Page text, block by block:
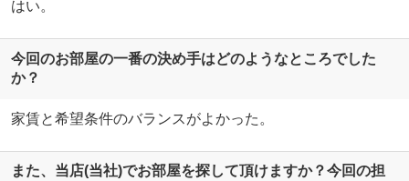
はい。
今回のお部屋の一番の決め手はどのようなところでした
か？
家賃と希望条件のバランスがよかった。
また、当店(当社)でお部屋を探して頂けますか？今回の担